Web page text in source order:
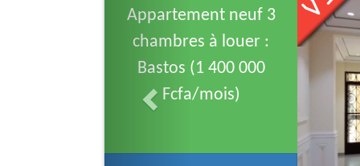
Appartement neuf 3
chambres à louer :
Bastos (1 400 000
Fcfa/mois)